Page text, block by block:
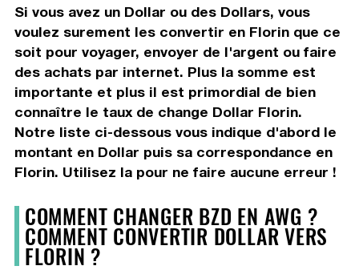
Si vous avez un Dollar ou des Dollars, vous
voulez surement les convertir en Florin que ce
soit pour voyager, envoyer de l'argent ou faire
des achats par internet. Plus la somme est
importante et plus il est primordial de bien
connaître le taux de change Dollar Florin.
Notre liste ci-dessous vous indique d'abord le
montant en Dollar puis sa correspondance en
Florin. Utilisez la pour ne faire aucune erreur !
COMMENT CHANGER BZD EN AWG ?
COMMENT CONVERTIR DOLLAR VERS
FLORIN ?